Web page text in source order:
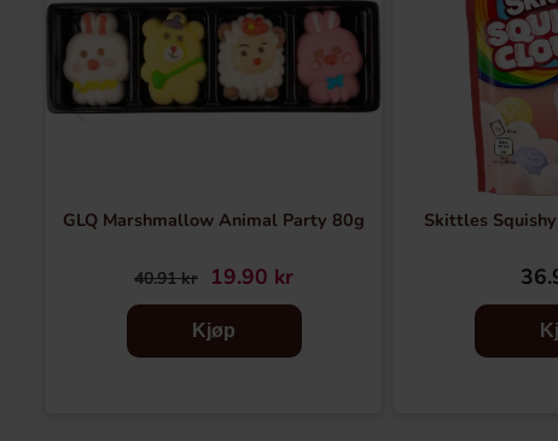
GLQ Marshmallow Animal Party 80g
40.91 kr 19.90 kr
Kjøp
Skittles